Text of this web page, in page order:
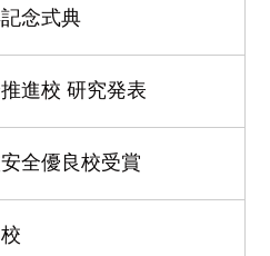
念式典
進校 研究発表
全優良校受賞